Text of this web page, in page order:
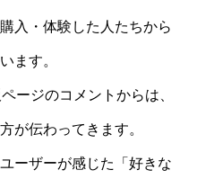
入・体験した人たちから
ます。
ージのコメントからは、
が伝わってきます。
ーザーが感じた「好きな